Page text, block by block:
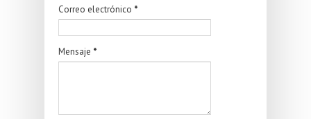
Correo electrónico *
Mensaje *